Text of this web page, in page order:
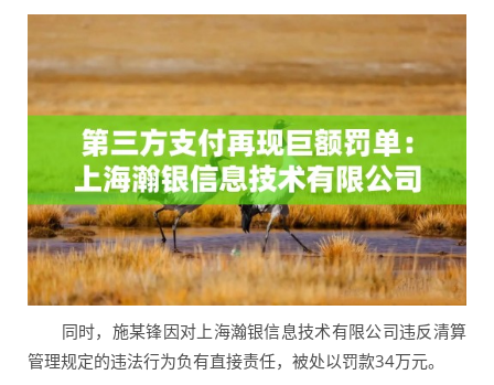
同时，施某锋因对上海瀚银信息技术有限公司违反清算
管理规定的违法行为负有直接责任，被处以罚款34万元。